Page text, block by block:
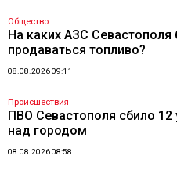
Общество
На каких АЗС Севастополя
продаваться топливо?
08.08.2026 09:11
Происшествия
ПВО Севастополя сбило 12
над городом
08.08.2026 08:58